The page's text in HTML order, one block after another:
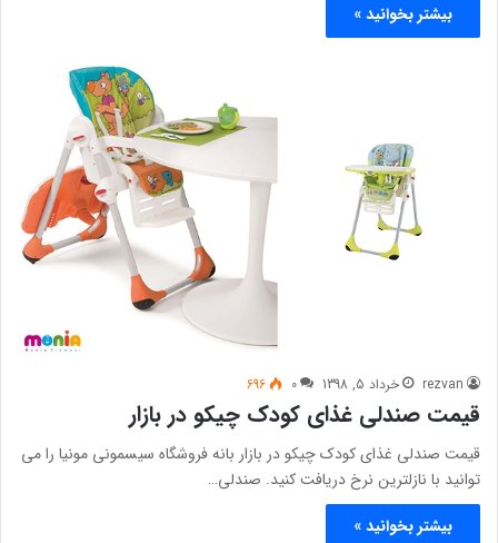
بیشتر بخوانید »
rezvan خرداد 5, 1398 0
696
قیمت صندلی غذای کودک چیکو در بازار
قیمت صندلی غذای کودک چیکو در بازار بانه فروشگاه سیسمونی مونیا را می
توانید با نازلترین نرخ دریافت کنید. صندلی…
بیشتر بخوانید »